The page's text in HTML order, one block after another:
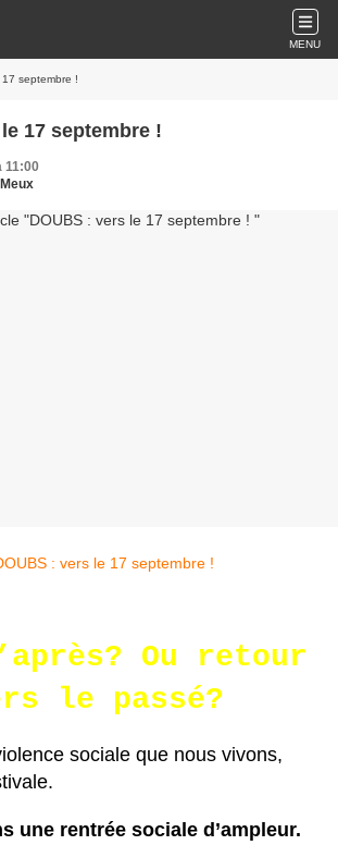
MENU
septembre !
17 septembre !
11:00
Ou retour
le passé?
sociale que nous vivons,
une rentrée sociale d’ampleur.